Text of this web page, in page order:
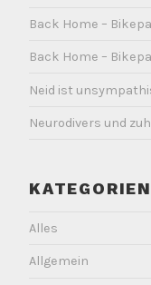
Back Home –
Back Home –
Neid ist
Neurodivers und
KATEGORIEN
Alles
Allgemein